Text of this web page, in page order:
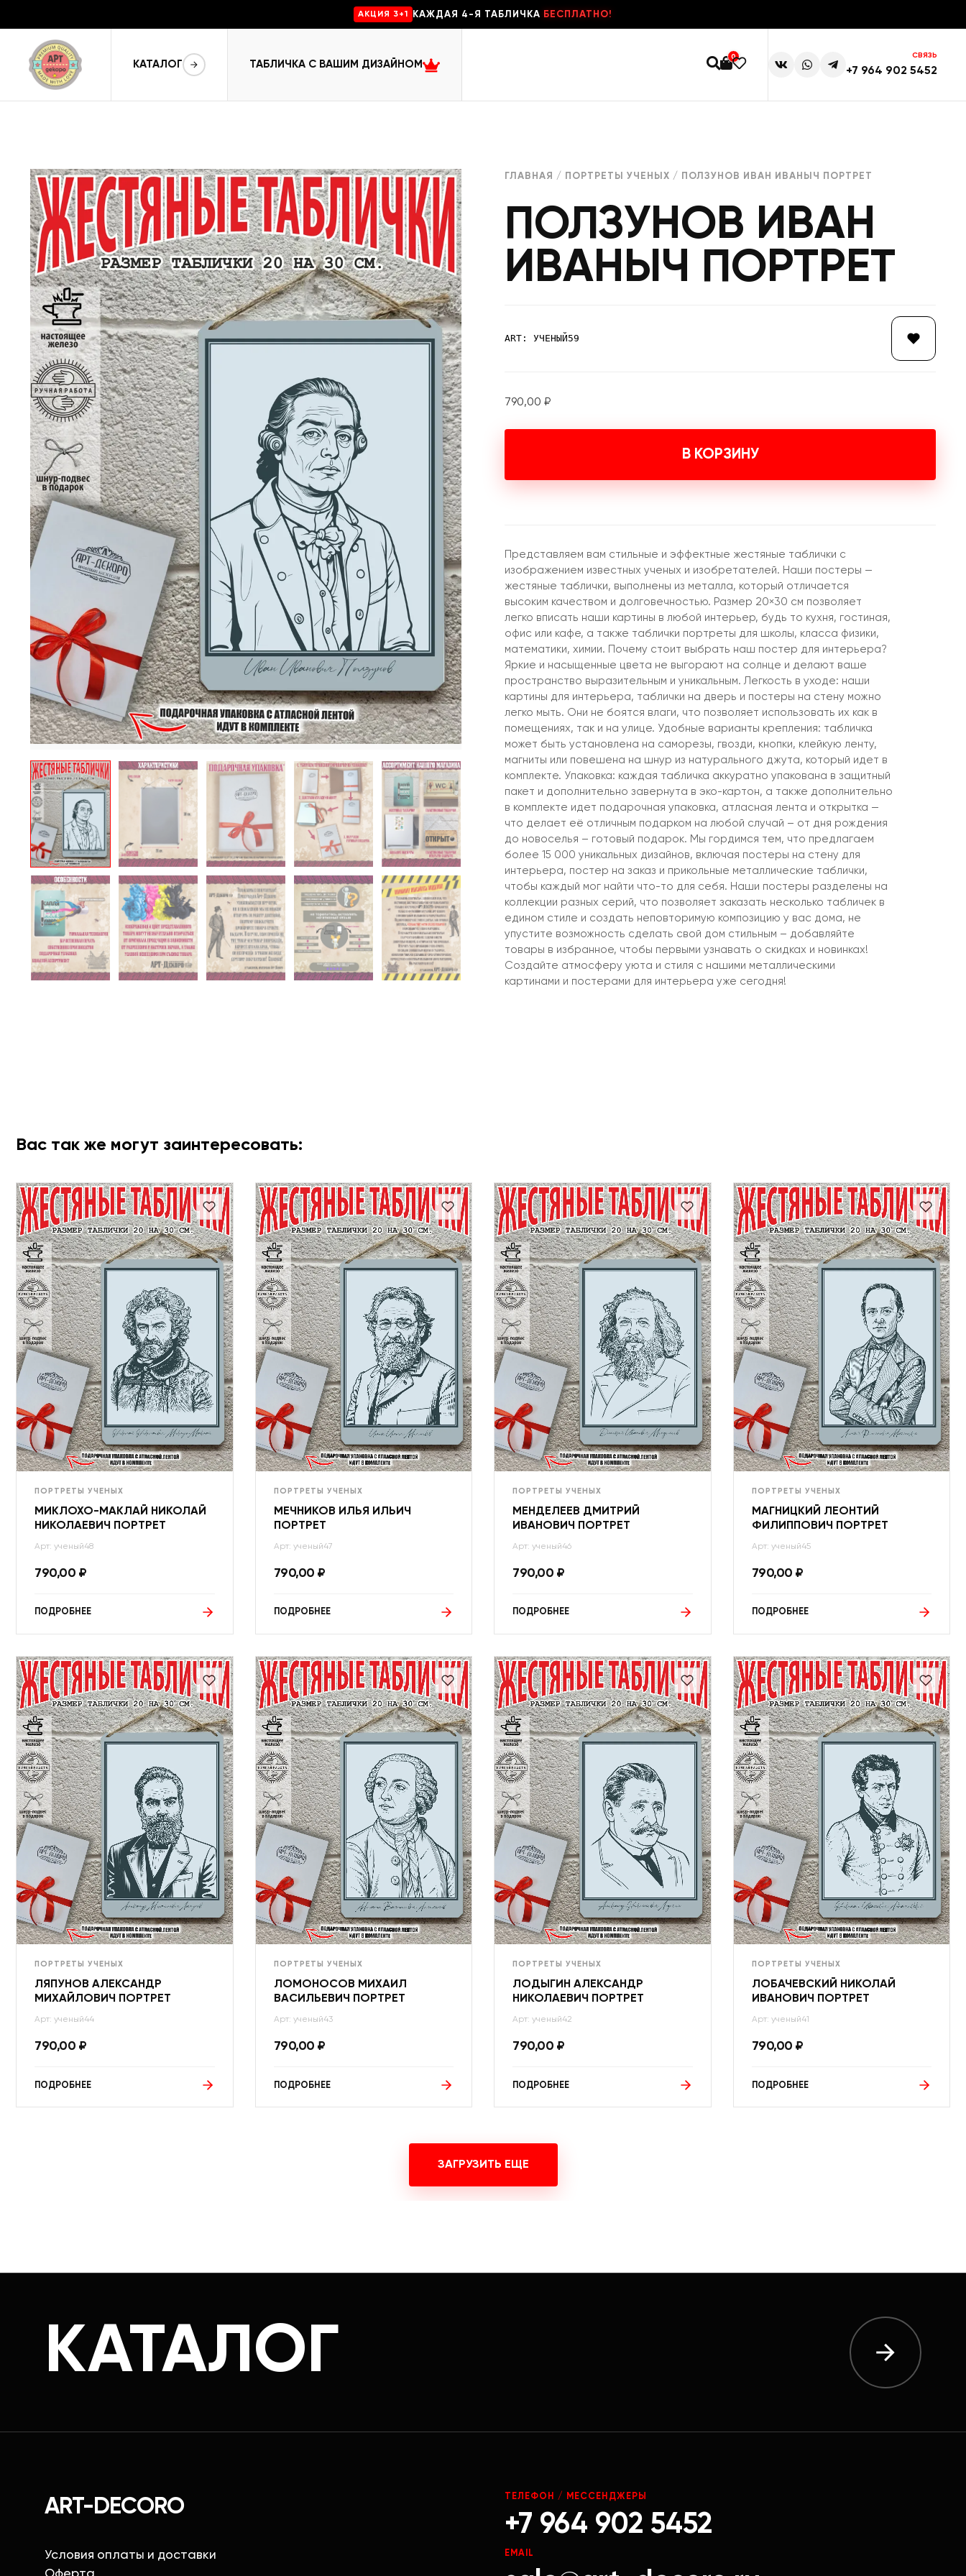
AKЦИЯ 3+1 КАЖДАЯ 4-Я ТАБЛИЧКА БЕСПЛАТНО!
КАТАЛОГ ТАБЛИЧКА С ВАШИМ ДИЗАЙНОМ
0 СВЯЗЬ
+7 964 902 5452
ГЛАВНАЯ / ПОРТРЕТЫ УЧЕНЫХ / ПОЛЗУНОВ ИВАН ИВАНЫЧ ПОРТРЕТ
ПОЛЗУНОВ ИВАН
ИВАНЫЧ ПОРТРЕТ
ART: УЧЕНЫЙ59
790,00 ₽
В КОРЗИНУ
Представляем вам стильные и эффектные жестяные таблички с
изображением известных ученых и изобретателей. Наши постеры —
жестяные таблички, выполнены из металла, который отличается
высоким качеством и долговечностью. Размер 20×30 см позволяет
легко вписать наши картины в любой интерьер, будь то кухня, гостиная,
офис или кафе, а также таблички портреты для школы, класса физики,
математики, химии. Почему стоит выбрать наш постер для интерьера?
Яркие и насыщенные цвета не выгорают на солнце и делают ваше
пространство выразительным и уникальным. Легкость в уходе: наши
картины для интерьера, таблички на дверь и постеры на стену можно
легко мыть. Они не боятся влаги, что позволяет использовать их как в
помещениях, так и на улице. Удобные варианты крепления: табличка
может быть установлена на саморезы, гвозди, кнопки, клейкую ленту,
магниты или повешена на шнур из натурального джута, который идет в
комплекте. Упаковка: каждая табличка аккуратно упакована в защитный
пакет и дополнительно завернута в эко-картон, а также дополнительно
в комплекте идет подарочная упаковка, атласная лента и открытка —
что делает её отличным подарком на любой случай – от дня рождения
до новоселья – готовый подарок. Мы гордимся тем, что предлагаем
более 15 000 уникальных дизайнов, включая постеры на стену для
интерьера, постер на заказ и прикольные металлические таблички,
чтобы каждый мог найти что-то для себя. Наши постеры разделены на
коллекции разных серий, что позволяет заказать несколько табличек в
едином стиле и создать неповторимую композицию у вас дома, не
упустите возможность сделать свой дом стильным – добавляйте
товары в избранное, чтобы первыми узнавать о скидках и новинках!
Создайте атмосферу уюта и стиля с нашими металлическими
картинами и постерами для интерьера уже сегодня!
Вас так же могут заинтересовать:
ПОРТРЕТЫ УЧЕНЫХ
МИКЛОХО-МАКЛАЙ НИКОЛАЙ
НИКОЛАЕВИЧ ПОРТРЕТ
Арт: ученый48
790,00 ₽
ПОДРОБНЕЕ
ПОРТРЕТЫ УЧЕНЫХ
МЕЧНИКОВ ИЛЬЯ ИЛЬИЧ
ПОРТРЕТ
Арт: ученый47
790,00 ₽
ПОДРОБНЕЕ
ПОРТРЕТЫ УЧЕНЫХ
МЕНДЕЛЕЕВ ДМИТРИЙ
ИВАНОВИЧ ПОРТРЕТ
Арт: ученый46
790,00 ₽
ПОДРОБНЕЕ
ПОРТРЕТЫ УЧЕНЫХ
МАГНИЦКИЙ ЛЕОНТИЙ
ФИЛИППОВИЧ ПОРТРЕТ
Арт: ученый45
790,00 ₽
ПОДРОБНЕЕ
ПОРТРЕТЫ УЧЕНЫХ
ЛЯПУНОВ АЛЕКСАНДР
МИХАЙЛОВИЧ ПОРТРЕТ
Арт: ученый44
790,00 ₽
ПОДРОБНЕЕ
ПОРТРЕТЫ УЧЕНЫХ
ЛОМОНОСОВ МИХАИЛ
ВАСИЛЬЕВИЧ ПОРТРЕТ
Арт: ученый43
790,00 ₽
ПОДРОБНЕЕ
ПОРТРЕТЫ УЧЕНЫХ
ЛОДЫГИН АЛЕКСАНДР
НИКОЛАЕВИЧ ПОРТРЕТ
Арт: ученый42
790,00 ₽
ПОДРОБНЕЕ
ПОРТРЕТЫ УЧЕНЫХ
ЛОБАЧЕВСКИЙ НИКОЛАЙ
ИВАНОВИЧ ПОРТРЕТ
Арт: ученый41
790,00 ₽
ПОДРОБНЕЕ
ЗАГРУЗИТЬ ЕЩЕ
КАТАЛОГ
ART-DECORO
Условия оплаты и доставки
ТЕЛЕФОН / МЕССЕНДЖЕРЫ
+7 964 902 5452
EMAIL